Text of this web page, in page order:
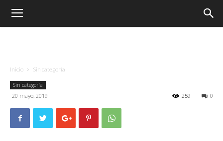
Inicio Sin categoría
Sin categoría
20 mayo, 2019 0
259